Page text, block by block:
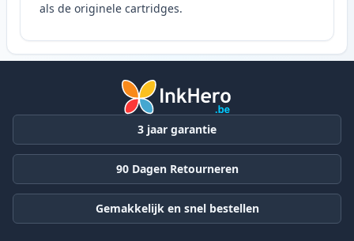
als de originele cartridges.
3 jaar garantie
90 Dagen Retourneren
Gemakkelijk en snel bestellen